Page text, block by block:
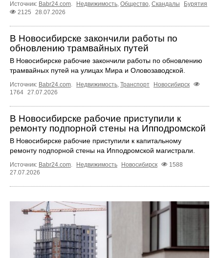
Источник: Babr24.com. Недвижимость, Общество, Скандалы
Бурятия
2125
28.07.2026
В Новосибирске закончили работы по
обновлению трамвайных путей
В Новосибирске рабочие закончили работы по обновлению
трамвайных путей на улицах Мира и Оловозаводской.
Источник: Babr24.com. Недвижимость, Транспорт
Новосибирск
1764 27.07.2026
В Новосибирске рабочие приступили к
ремонту подпорной стены на Ипподромской
В Новосибирске рабочие приступили к капитальному
ремонту подпорной стены на Ипподромской магистрали.
Источник: Babr24.com. Недвижимость Новосибирск
1588
27.07.2026